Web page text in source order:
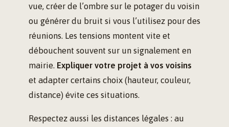
vue, créer de l’ombre sur le potager du voisin
ou générer du bruit si vous l’utilisez pour des
réunions. Les tensions montent vite et
débouchent souvent sur un signalement en
mairie. Expliquer votre projet à vos voisins
et adapter certains choix (hauteur, couleur,
distance) évite ces situations.
Respectez aussi les distances légales : au